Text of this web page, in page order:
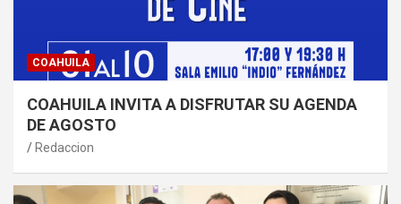
COAHUILA
COAHUILA INVITA A DISFRUTAR SU AGENDA
DE AGOSTO
Redaccion